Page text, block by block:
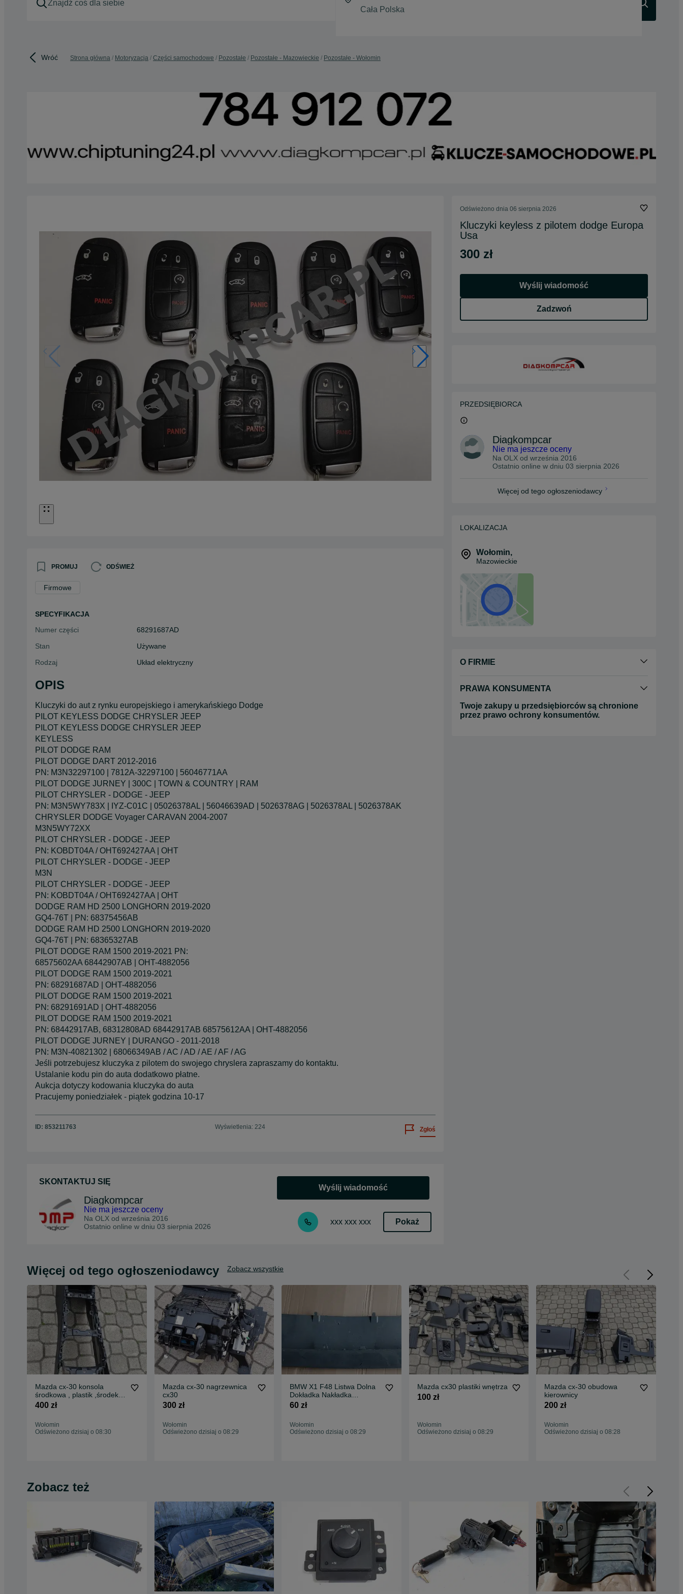
Wróć Strona główna Motoryzacja Części samochodowe Pozostałe Pozostałe - Mazowieckie Pozostałe - Wołomin
PROMUJ ODŚWIEŻ
Firmowe
SPECYFIKACJA
Numer części
68291687AD
Stan
Używane
Rodzaj
Układ elektryczny
OPIS
Kluczyki do aut z rynku europejskiego i amerykańskiego Dodge
PILOT KEYLESS DODGE CHRYSLER JEEP
PILOT KEYLESS DODGE CHRYSLER JEEP
KEYLESS
PILOT DODGE RAM
PILOT DODGE DART 2012-2016
PN: M3N32297100 | 7812A-32297100 | 56046771AA
PILOT DODGE JURNEY | 300C | TOWN & COUNTRY | RAM
PILOT CHRYSLER - DODGE - JEEP
PN: M3N5WY783X | IYZ-C01C | 05026378AL | 56046639AD | 5026378AG | 5026378AL | 5026378AK
CHRYSLER DODGE Voyager CARAVAN 2004-2007
M3N5WY72XX
PILOT CHRYSLER - DODGE - JEEP
PN: KOBDT04A / OHT692427AA | OHT
PILOT CHRYSLER - DODGE - JEEP
M3N
PILOT CHRYSLER - DODGE - JEEP
PN: KOBDT04A / OHT692427AA | OHT
DODGE RAM HD 2500 LONGHORN 2019-2020
GQ4-76T | PN: 68375456AB
DODGE RAM HD 2500 LONGHORN 2019-2020
GQ4-76T | PN: 68365327AB
PILOT DODGE RAM 1500 2019-2021 PN:
68575602AA 68442907AB | OHT-4882056
PILOT DODGE RAM 1500 2019-2021
PN: 68291687AD | OHT-4882056
PILOT DODGE RAM 1500 2019-2021
PN: 68291691AD | OHT-4882056
PILOT DODGE RAM 1500 2019-2021
PN: 68442917AB, 68312808AD 68442917AB 68575612AA | OHT-4882056
PILOT DODGE JURNEY | DURANGO - 2011-2018
PN: M3N-40821302 | 68066349AB / AC / AD / AE / AF / AG
Jeśli potrzebujesz kluczyka z pilotem do swojego chryslera zapraszamy do kontaktu.
Ustalanie kodu pin do auta dodatkowo płatne.
Aukcja dotyczy kodowania kluczyka do auta
Pracujemy poniedziałek - piątek godzina 10-17
ID: 853211763 Wyświetlenia: 224 Zgłoś
SKONTAKTUJ SIĘ
Diagkompcar
Nie ma jeszcze oceny
Na OLX od września 2016
Ostatnio online w dniu 03 sierpnia 2026
Wyślij wiadomość
xxx xxx xxx Pokaż
Odświeżono dnia 06 sierpnia 2026
Kluczyki keyless z pilotem dodge Europa
Usa
300 zł
Wyślij wiadomość
Zadzwoń
PRZEDSIĘBIORCA
Diagkompcar
Nie ma jeszcze oceny
Na OLX od września 2016
Ostatnio online w dniu 03 sierpnia 2026
Więcej od tego ogłoszeniodawcy
LOKALIZACJA
Wołomin,
Mazowieckie
O FIRMIE
PRAWA KONSUMENTA
Twoje zakupy u przedsiębiorców są chronione
przez prawo ochrony konsumentów.
Więcej od tego ogłoszeniodawcy Zobacz wszystkie
Mazda cx-30 konsola
środkowa , plastik ,środek
,kierownica,obudowa
400 zł
Wołomin
Odświeżono dzisiaj o 08:30
Mazda cx-30 nagrzewnica
cx30
300 zł
Wołomin
Odświeżono dzisiaj o 08:29
BMW X1 F48 Listwa Dolna
Dokładka Nakładka
Zderzaka
60 zł
Wołomin
Odświeżono dzisiaj o 08:29
Mazda cx30 plastiki wnętrza
100 zł
Wołomin
Odświeżono dzisiaj o 08:29
Mazda cx-30 obudowa
kierownicy
200 zł
Wołomin
Odświeżono dzisiaj o 08:28
Zobacz też